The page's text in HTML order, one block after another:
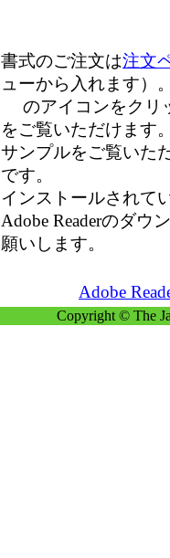
書式のご注文は注文
ューから入れます）
のアイコンをクリ
をご覧いただけます
サンプルをご覧いた
です。
インストールされて
Adobe Readerのダウ
願いします。
Adobe
Copyright © The